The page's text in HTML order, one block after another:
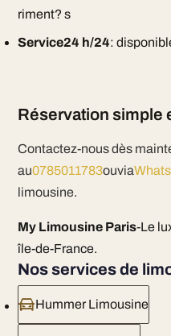
riment? s
Service24 h/24:
Réservation simple
Contactez-nous dès
au0785011783ouvia
limousine.
My Limousine Paris-Le
île-de-France.
Nos services de
Hummer Limousine